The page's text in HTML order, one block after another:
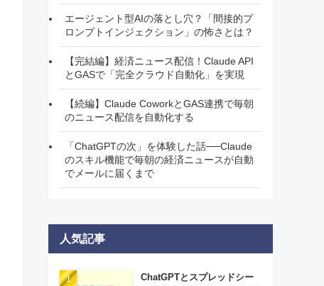
エージェント型AIの落とし穴？「間接的プ
ロンプトインジェクション」の怖さとは？
【完結編】経済ニュース配信！Claude API
とGASで「完全クラウド自動化」を実現
【続編】Claude CoworkとGAS連携で毎朝
のニュース配信を自動化する
「ChatGPTの次」を体験した話──Claude
のスキル機能で毎朝の経済ニュースが自動
でメールに届くまで
人気記事
ChatGPTとスプレッドシー